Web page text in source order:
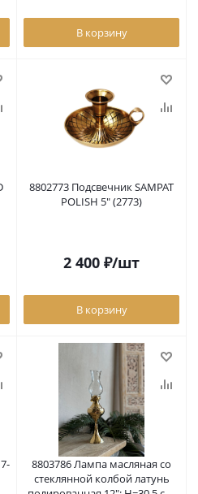
В корзину
8802773 Подсвечник SAMPAT
POLISH 5" (2773)
2 400 ₽/шт
В корзину
8803786 Лампа масляная со
стеклянной колбой латунь